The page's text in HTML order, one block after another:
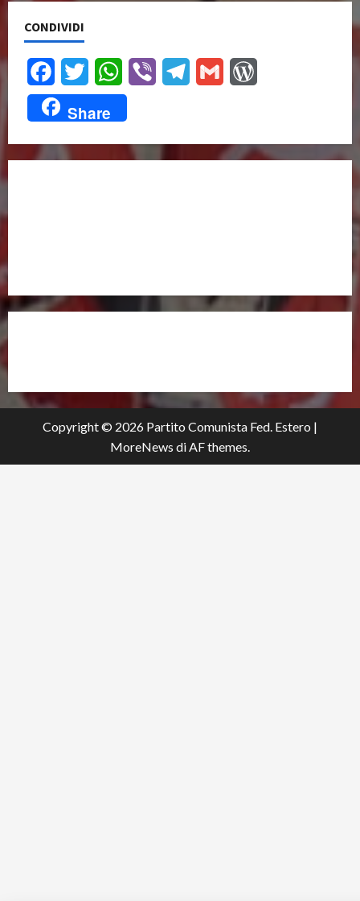
CONDIVIDI
FacebookTwitter WhatsApp
Viber TelegramGmail
Share
Copyright © 2026 Partito Comunista Fed. Estero |
MoreNews di AF themes.